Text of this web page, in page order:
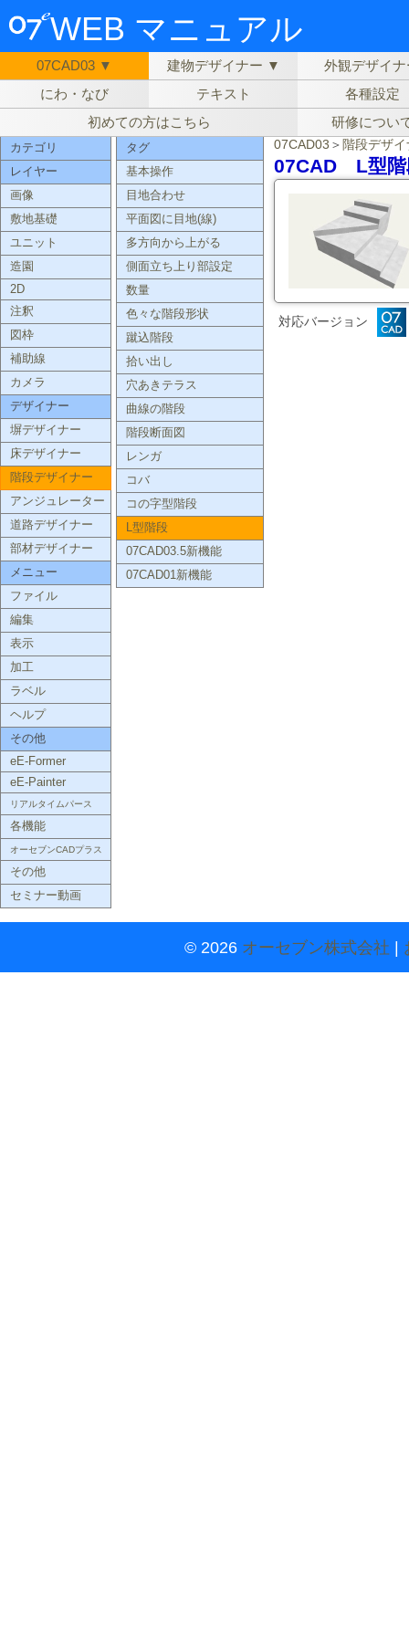
WEB マニュアル
07CAD03 ▼ 建物デザイナー ▼
外観デザイナ
にわ・なび
テキスト
各種設定
初めての方はこちら
研修につい
カテゴリ
レイヤー
画像
敷地基礎
ユニット
造園
2D
注釈
図枠
補助線
カメラ
デザイナー
塀デザイナー
床デザイナー
階段デザイナー
アンジュレーター
道路デザイナー
部材デザイナー
メニュー
ファイル
編集
表示
加工
ラベル
ヘルプ
その他
eE-Former
eE-Painter
リアルタイムパース
各機能
オーセブンCADプラス
その他
セミナー動画
タグ
基本操作
目地合わせ
平面図に目地(線)
多方向から上がる
側面立ち上り部設定
数量
色々な階段形状
蹴込階段
拾い出し
穴あきテラス
曲線の階段
階段断面図
レンガ
コバ
コの字型階段
L型階段
07CAD03.5新機能
07CAD01新機能
07CAD03 ＞ 階段デザ
07CAD L型階
対応バージョン
© 2026 オーセブン株式会社